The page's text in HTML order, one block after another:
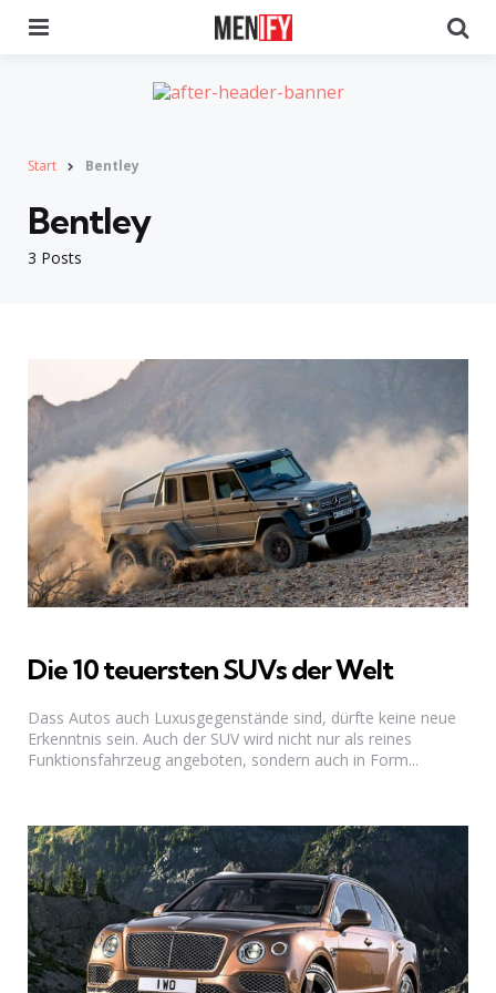
Start Bentley
3 Posts
Bentley
Die 10 teuersten SUVs der Welt
Dass Autos auch Luxusgegenstände sind, dürfte keine neue
Erkenntnis sein. Auch der SUV wird nicht nur als reines
Funktionsfahrzeug angeboten, sondern auch in Form...